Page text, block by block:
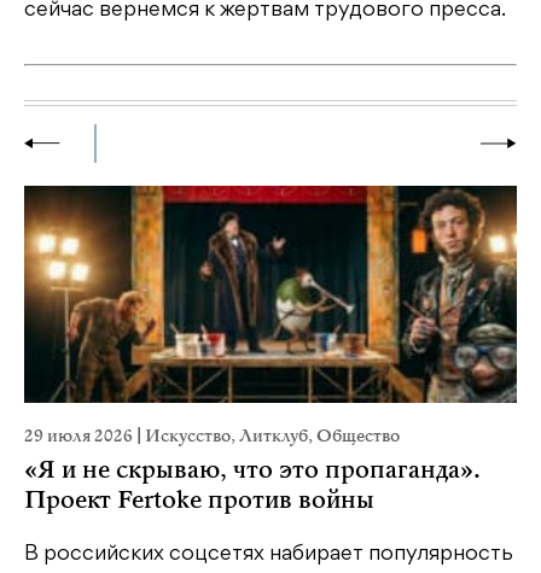
сейчас вернемся к жертвам трудового пресса.
29 июля 2026 Искусство,Литклуб,Общество
«Я и не скрываю, что это пропаганда».
Проект Fertoke против войны
В российских соцсетях набирает популярность